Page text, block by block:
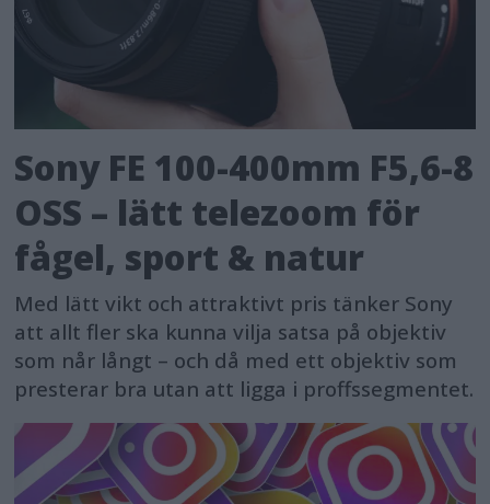
Sony FE 100-400mm F5,6-8
OSS – lätt telezoom för
fågel, sport & natur
Med lätt vikt och attraktivt pris tänker Sony
att allt fler ska kunna vilja satsa på objektiv
som når långt – och då med ett objektiv som
presterar bra utan att ligga i proffssegmentet.